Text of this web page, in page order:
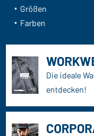
Größen
Farben
Die ideale
entdecken!